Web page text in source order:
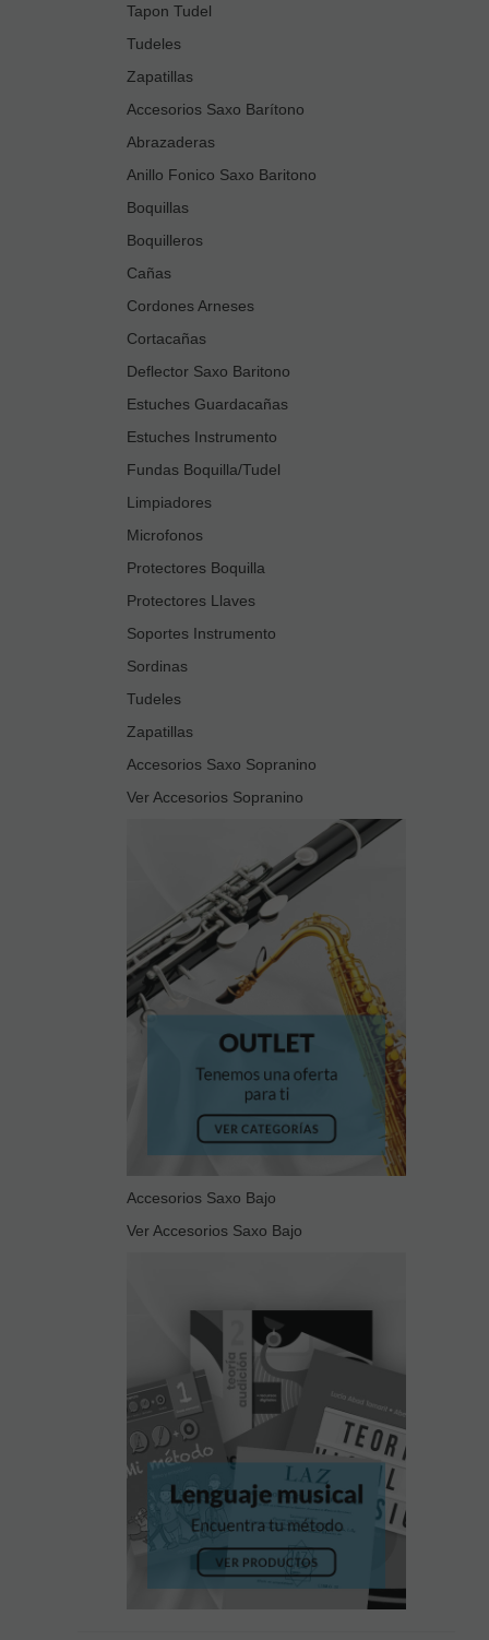
Tapon Tudel
Tudeles
Zapatillas
Accesorios Saxo Barítono
Abrazaderas
Anillo Fonico Saxo Baritono
Boquillas
Boquilleros
Cañas
Cordones Arneses
Cortacañas
Deflector Saxo Baritono
Estuches Guardacañas
Estuches Instrumento
Fundas Boquilla/Tudel
Limpiadores
Microfonos
Protectores Boquilla
Protectores Llaves
Soportes Instrumento
Sordinas
Tudeles
Zapatillas
Accesorios Saxo Sopranino
Ver Accesorios Sopranino
Accesorios Saxo Bajo
Ver Accesorios Saxo Bajo